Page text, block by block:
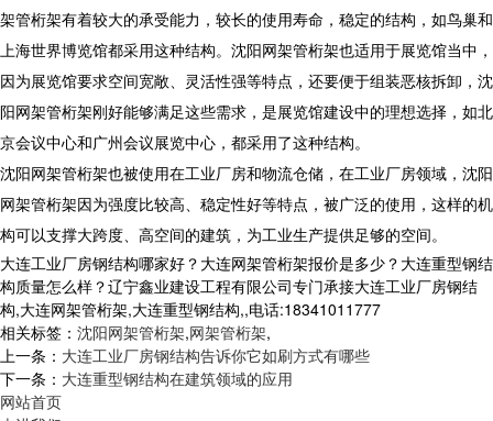
架管桁架有着较大的承受能力，较长的使用寿命，稳定的结构，如鸟巢和
上海世界博览馆都采用这种结构。沈阳网架管桁架也适用于展览馆当中，
因为展览馆要求空间宽敞、灵活性强等特点，还要便于组装恶核拆卸，沈
阳网架管桁架刚好能够满足这些需求，是展览馆建设中的理想选择，如北
京会议中心和广州会议展览中心，都采用了这种结构。
沈阳网架管桁架也被使用在工业厂房和物流仓储，在工业厂房领域，沈阳
网架管桁架因为强度比较高、稳定性好等特点，被广泛的使用，这样的机
构可以支撑大跨度、高空间的建筑，为工业生产提供足够的空间。
大连工业厂房钢结构哪家好？大连网架管桁架报价是多少？大连重型钢结
构质量怎么样？辽宁鑫业建设工程有限公司专门承接大连工业厂房钢结
构,大连网架管桁架,大连重型钢结构,,电话:18341011777
相关标签： 沈阳网架管桁架,网架管桁架,
上一条： 大连工业厂房钢结构告诉你它如刷方式有哪些
下一条： 大连重型钢结构在建筑领域的应用
网站首页